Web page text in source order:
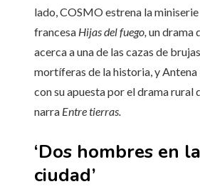
lado, COSMO estrena la miniserie
francesa Hijas del fuego, un drama
acerca a una de las cazas de
mortíferas de la historia, y Antena
con su apuesta por el drama rural
narra Entre tierras.
‘Dos hombres en la
ciudad’